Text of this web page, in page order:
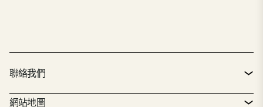
land, the site will
m² of modern
聯絡我們
聯絡方式
網站地圖